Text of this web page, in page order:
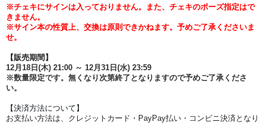
※チェキにサインは入っておりません。また、チェキのポーズ指定はで
きません。
※サイン本の性質上、交換は原則できかねます。予めご了承くださいま
せ。
【販売期間】
12月18日(木) 21:00 ～ 12月31 日(水) 23:59
※数量限定です。無くなり次第終了となりますので予めご了承くださ
い。
【決済方法について】
お支払い方法は、クレジットカード・PayPay払い・コンビニ決済となり